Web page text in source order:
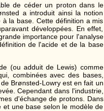
de céder un proton dans le
a introduit ainsi la notion
la base. Cette définition a mis
développées. En effet,
importance pour l'analyse
de l'acide et de la base
(ou adduit de Lewis) comme
combinées avec des bases,
Brønsted-Lowry est en fait un
Cependant dans l'industrie,
d'échange de protons. Dans
et une base selon le modèle de